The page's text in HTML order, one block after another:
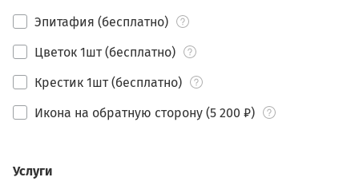
Эпитафия (бесплатно)
Цветок 1шт (бесплатно)
Крестик 1шт (бесплатно)
Икона на обратную сторону (5 200 ₽)
Услуги